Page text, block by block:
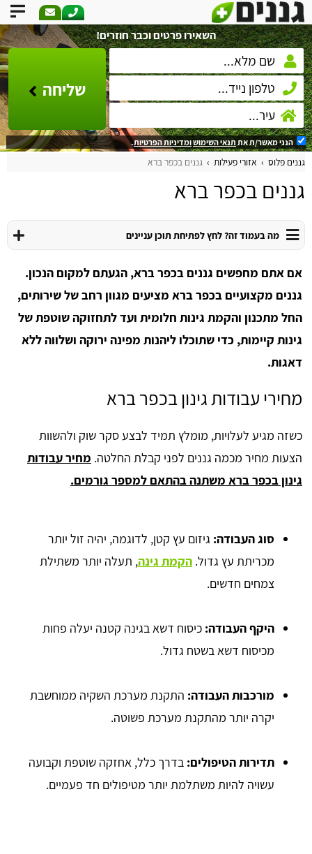
השאירו פרטים וכבר חוזרים!
שליחה
הנני מאשר/ת אתתנאי השימושומדיניות הפרטיות.
גננים פלוס אזורי פעילות גננים בכפר ברא
גננים בכפר ברא
מה בעמוד זה? לחץ לפתיחת תוכן עניינים
אם אתם מחפשים גננים בכפר ברא, הגעתם למקום הנכון.
גננים מקצועיים בכפר ברא מציעים מגוון רחב של שירותים,
החל מתכנון והקמת גינות חלומית ועד לתחזוקה שוטפת של
גינות קיימות, כדי שתוכלו ליהנות מפינה ירוקה ושלווה ללא
דאגות.
מחירי עבודות גינון בכפר ברא
כשזה מגיע לעלויות, מומלץ תמיד לבצע סקר שוק ולהשוות
הצעות מחיר מכמה גננים לפני קבלת החלטה. מחיר עבודות
גינון בכפר ברא משתנה בהתאם למספר גורמים.
סוג העבודה: גיזום עץ קטן, לדוגמה, יהיה זול יותר
מכריתת עץ גדול. הקמת גינה, תעלה יותר משתילת
צמחים חדשים.
היקף העבודה: כיסוח דשא בגינה קטנה יעלה פחות
מכיסוח דשא בשטח גדול.
מורכבות העבודה: התקנת מערכת השקיה ממוחשבת
יקרה יותר מהתקנת מערכת פשוטה.
תדירות הטיפולים: בדרך כלל, אחזקה שוטפת וקבועה
עשויה להיות משתלמת יותר מטיפולים חד פעמיים.